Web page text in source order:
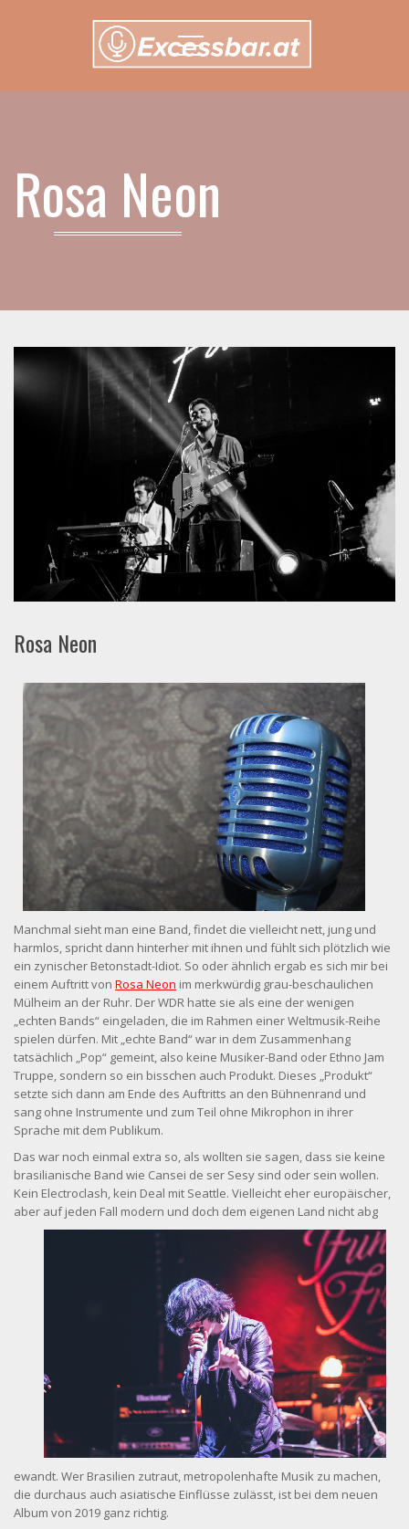
Menu
Rosa Neon
Rosa Neon
Manchmal sieht man eine Band, findet die vielleicht nett, jung und
harmlos, spricht dann hinterher mit ihnen und fühlt sich plötzlich wie
ein zynischer Betonstadt-Idiot. So oder ähnlich ergab es sich mir bei
einem Auftritt von Rosa Neon im merkwürdig grau-beschaulichen
Mülheim an der Ruhr. Der WDR hatte sie als eine der wenigen
„echten Bands“ eingeladen, die im Rahmen einer Weltmusik-Reihe
spielen dürfen. Mit „echte Band“ war in dem Zusammenhang
tatsächlich „Pop“ gemeint, also keine Musiker-Band oder Ethno Jam
Truppe, sondern so ein bisschen auch Produkt. Dieses „Produkt“
setzte sich dann am Ende des Auftritts an den Bühnenrand und
sang ohne Instrumente und zum Teil ohne Mikrophon in ihrer
Sprache mit dem Publikum.
Das war noch einmal extra so, als wollten sie sagen, dass sie keine
brasilianische Band wie Cansei de ser Sesy sind oder sein wollen.
Kein Electroclash, kein Deal mit Seattle. Vielleicht eher europäischer,
aber auf jeden Fall modern und doch dem eigenen Land nicht abg
ewandt. Wer Brasilien zutraut, metropolenhafte Musik zu machen,
die durchaus auch asiatische Einflüsse zulässt, ist bei dem neuen
Album von 2019 ganz richtig.